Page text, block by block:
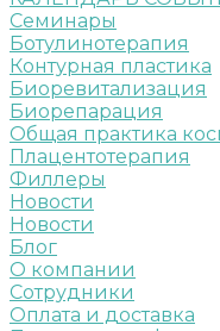
Семинары
Ботулинотерапия
Контурная пластика
Биоревитализация
Биорепарация
Общая практика
Плацентотерапия
Филлеры
Новости
Новости
Блог
О компании
Сотрудники
Оплата и доставка